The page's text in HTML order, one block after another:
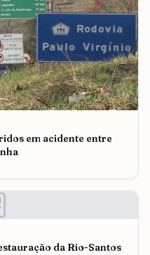
em acidente entre
da Rio-Santos